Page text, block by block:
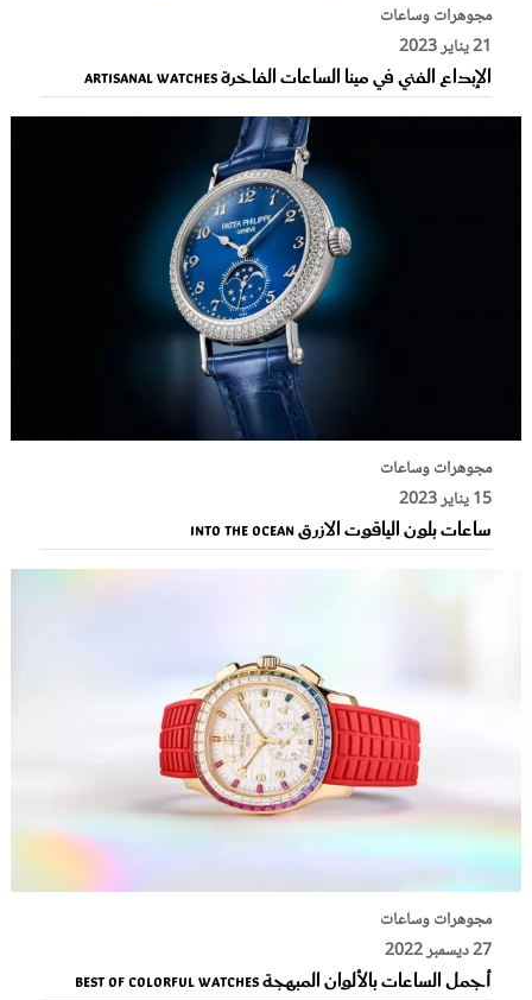
مجوهرات وساعات
21 يناير 2023
الإبداع الفني في مينا الساعات الفاخرة Artisanal Watches
مجوهرات وساعات
15 يناير 2023
ساعات بلون الياقوت الازرق Into the Ocean
مجوهرات وساعات
27 ديسمبر 2022
أجمل الساعات بالألوان المبهجة Best Of Colorful Watches